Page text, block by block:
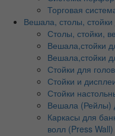
Торговая
Вешала, столы,
Столы, стойки,
Вешала,стойки
Вешала,стойки
Стойки для
Стойки и
Стойки
Вешала (Рейлы)
Каркасы для
волл (Press Wall)